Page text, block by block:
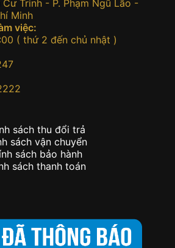
Trinh - P. Phạm Ngũ Lão -
Minh
việc:
( thứ 2 đến chủ nhật )
sách thu đổi trả
sách vận chuyển
sách bảo hành
sách thanh toán